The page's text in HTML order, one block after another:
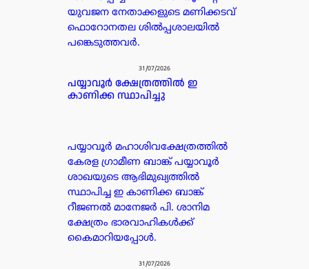
യുവജന നേതാക്കളുടെ മണിക്കടവ്
ഫൊറോനതല ശിൽപ്പശാലയിൽ
പങ്കെടുത്തവർ.
31/07/2026
പയ്യാവൂർ ക്ഷേത്രത്തിൽ ഇ
കാണിക്ക സ്ഥാപിച്ചു
പയ്യാവൂർ മഹാശിവക്ഷേത്രത്തിൽ
കേരള ഗ്രാമീണ ബാങ്ക് പയ്യാവൂർ
ശാഖയുടെ ആഭിമുഖ്യത്തിൽ
സ്ഥാപിച്ച ഇ കാണിക്ക ബാങ്ക്
റീജണൽ മാനേജർ പി. ശാനിമ
ക്ഷേത്രം ഭാരവാഹികൾക്ക്
കൈമാറിയപ്പോൾ.
31/07/2026